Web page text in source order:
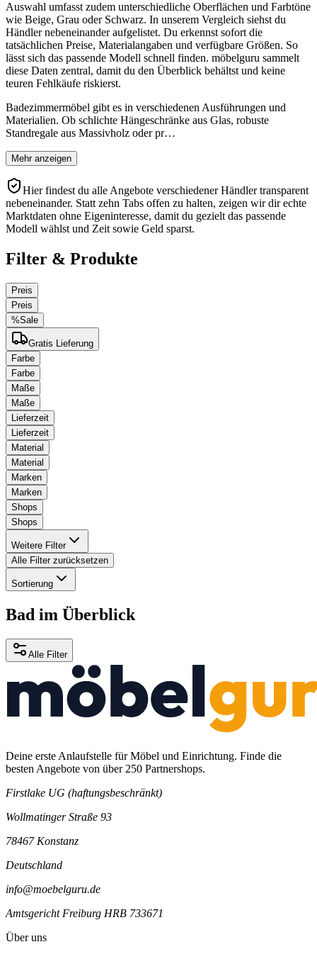
Auswahl umfasst zudem unterschiedliche Oberflächen und Farbtöne
wie Beige, Grau oder Schwarz. In unserem Vergleich siehst du
Händler nebeneinander aufgelistet. Du erkennst sofort die
tatsächlichen Preise, Materialangaben und verfügbare Größen. So
lässt sich das passende Modell schnell finden. möbelguru sammelt
diese Daten zentral, damit du den Überblick behältst und keine
teuren Fehlkäufe riskierst.
Badezimmermöbel gibt es in verschiedenen Ausführungen und
Materialien. Ob schlichte Hängeschränke aus Glas, robuste
Standregale aus Massivholz oder pr…
Mehr anzeigen
Hier findest du alle Angebote verschiedener Händler transparent
nebeneinander. Statt zehn Tabs offen zu halten, zeigen wir dir echte
Marktdaten ohne Eigeninteresse, damit du gezielt das passende
Modell wählst und Zeit sowie Geld sparst.
Filter & Produkte
Preis
Preis
%Sale
Gratis Lieferung
Farbe
Farbe
Maße
Maße
Lieferzeit
Lieferzeit
Material
Material
Marken
Marken
Shops
Shops
Weitere Filter
Alle Filter zurücksetzen
Sortierung
Bad im Überblick
Alle Filter
Deine erste Anlaufstelle für Möbel und Einrichtung. Finde die
besten Angebote von über 250 Partnershops.
Firstlake UG (haftungsbeschränkt)
Wollmatinger Straße 93
78467 Konstanz
Deutschland
info@moebelguru.de
Amtsgericht Freiburg HRB 733671
Über uns